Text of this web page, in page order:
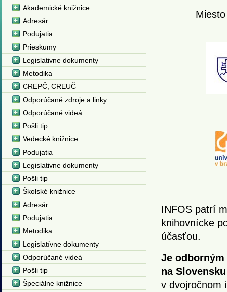
INFOS patrí
knihovnícke
účasťou.
Je
na Slovensku
v dvojročnom
Akademické knižnice
Adresár
Podujatia
Prieskumy
Legislativne dokumenty
Metodika
CREPČ, CREUČ
Odporúčané zdroje a linky
Odporúčané videá
Pošli tip
Vedecké knižnice
Podujatia
Legislativne dokumenty
Pošli tip
Školské knižnice
Adresár
Podujatia
Metodika
Legislatívne dokumenty
Odporúčané videá
Pošli tip
Špeciálne knižnice